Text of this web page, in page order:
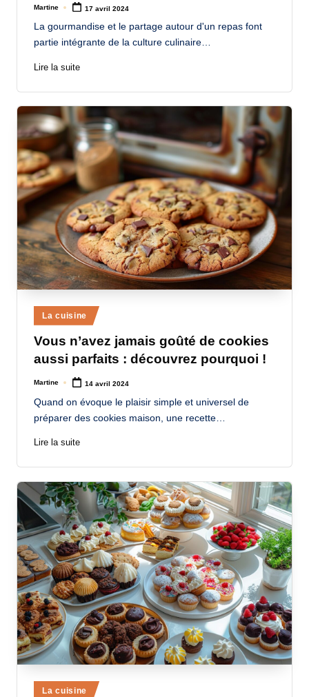
Posted
Martine 17 avril 2024
La gourmandise et le partage autour d'un repas font
partie intégrante de la culture culinaire…
Lire la suite
Posted
in
La cuisine
Vous n’avez jamais goûté de cookies
aussi parfaits : découvrez pourquoi !
Posted
Martine 14 avril 2024
Quand on évoque le plaisir simple et universel de
préparer des cookies maison, une recette…
Lire la suite
Posted
La cuisine